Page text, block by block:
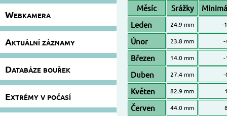
Webkamera
Aktuální záznamy
Databáze bouřek
Extrémy v počasí
Měsíc Srážky
Leden
24.9 mm -
Únor 23.8 mm -
Březen 14.0 mm -
Duben 27.4 mm -
Květen 82.9 mm
Červen 44.0 mm